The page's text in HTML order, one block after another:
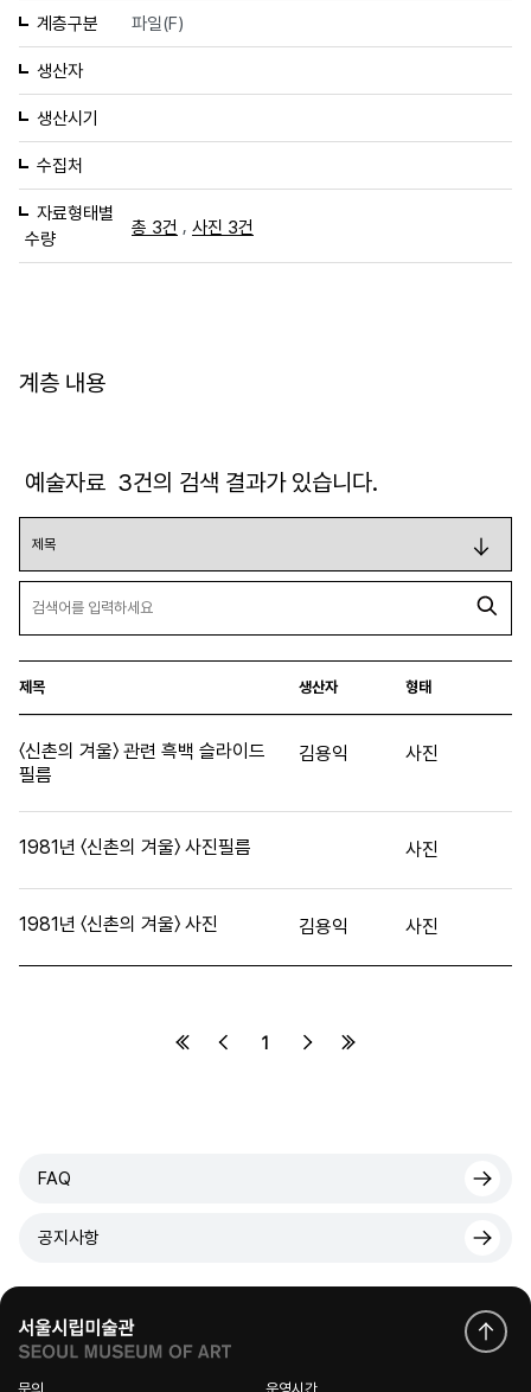
계층구분 파일(F)
생산자
생산시기
수집처
자료형태별
수량
총 3건 , 사진 3건
계층 내용
예술자료 3건의 검색 결과가 있습니다.
제목 생산자 형태
〈신촌의 겨울〉 관련 흑백 슬라이드
필름
김용익 사진
1981년 〈신촌의 겨울〉 사진필름 사진
1981년 〈신촌의 겨울〉 사진 김용익 사진
1
FAQ
공지사항